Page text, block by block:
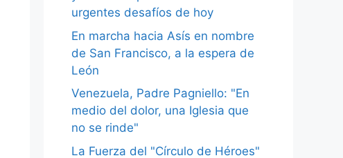
urgentes desafíos de hoy
En marcha hacia Asís en nombre
de San Francisco, a la espera de
León
Venezuela, Padre Pagniello: "En
medio del dolor, una Iglesia que
no se rinde"
La Fuerza del "Círculo de Héroes"